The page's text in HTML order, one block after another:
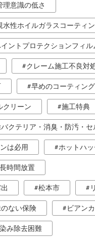
意識の低さ
水性ホイルガラスコーティ
ントプロテクションフィル
クレーム施工不良対
早めのコーティン
クリーン 施工特典
クテリア・消臭・防汚・
は必用 ホットハ
時間放置
松本市
ない保険 ビアン
み除去困難